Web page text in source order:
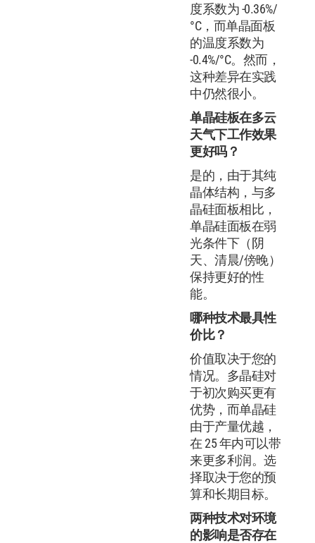
度系数为 -0.36%/
°C，而单晶面板
的温度系数为
-0.4%/°C。然而，
这种差异在实践
中仍然很小。
单晶硅板在多云
天气下工作效果
更好吗？
是的，由于其纯
晶体结构，与多
晶硅面板相比，
单晶硅面板在弱
光条件下（阴
天、清晨/傍晚）
保持更好的性
能。
哪种技术最具性
价比？
价值取决于您的
情况。多晶硅对
于初次购买更有
优势，而单晶硅
由于产量优越，
在 25 年内可以带
来更多利润。选
择取决于您的预
算和长期目标。
两种技术对环境
的影响是否存在